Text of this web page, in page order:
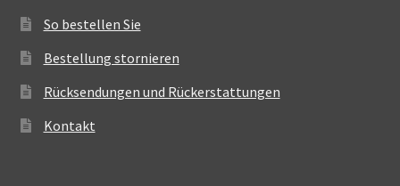
So bestellen Sie
Bestellung stornieren
Rücksendungen und Rückerstattungen
Kontakt